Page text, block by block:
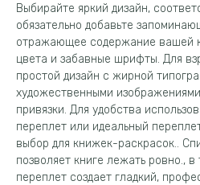
Выбирайте яркий дизайн,
обязательно добавьте
отражающее содержание вашей
цвета и забавные шрифты. Для
простой дизайн с жирной
художественными
привязки. Для удобства
переплет или идеальный
выбор для книжек-раскрасок..
позволяет книге лежать ровно.,
переплет создает гладкий,